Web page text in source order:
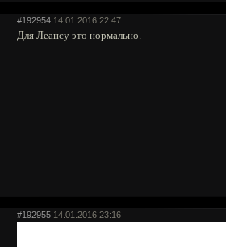
#192954 14.01.2016 22:47
Для Леансу это нормально.
#192955 14.01.2016 23:16